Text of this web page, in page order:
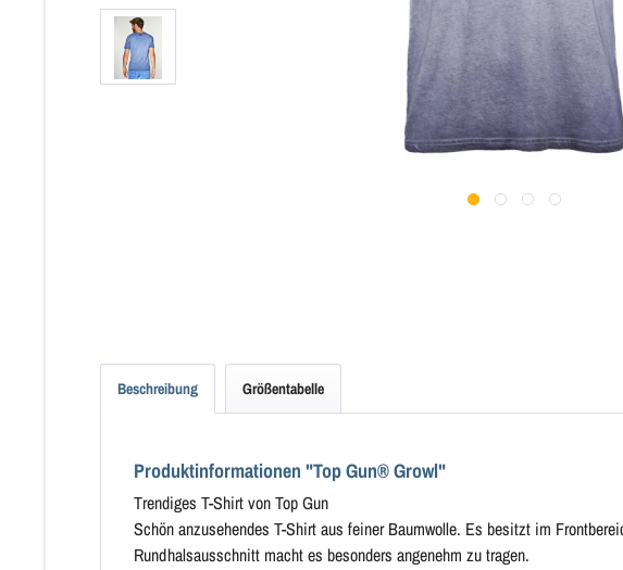
Beschreibung Größentabelle
Produktinformationen "Top Gun® Growl"
Trendiges T-Shirt von Top Gun
Schön anzusehendes T-Shirt aus feiner Baumwolle. Es besitzt im
Rundhalsausschnitt macht es besonders angenehm zu tragen.